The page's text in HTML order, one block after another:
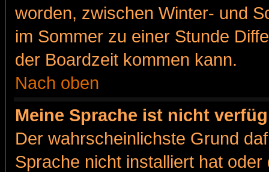
worden, zwischen Winter- und
im Sommer zu einer Stunde
der Boardzeit kommen kann.
Nach oben
Meine Sprache ist nicht
Der wahrscheinlichste Grund
Sprache nicht installiert hat